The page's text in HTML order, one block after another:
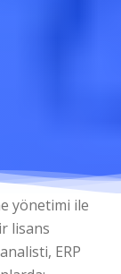
yönetimi ile
lisans
ERP